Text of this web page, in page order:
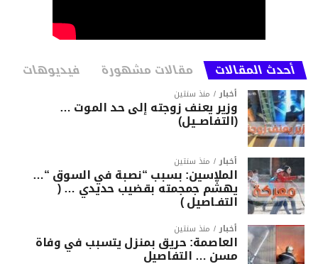
أحدث المقالات مقالات مشهورة فيديوهات
أخبار منذ سنتين
وزير يعنف زوجته إلى حد الموت …
(التفاصــيل)
أخبار منذ سنتين
الملاسين: بسبب “نصبة في السوق “…
يهشّم جمجمته بقضيب حديدي … (
التفـاصيل )
أخبار منذ سنتين
العاصمة: حريق بمنزل يتسبب في وفاة
مسن … التفاصيل